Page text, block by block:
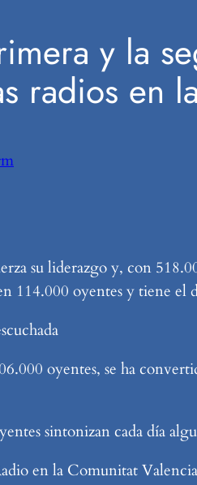
y la
radios en
su liderazgo y, con
114.000 oyentes y tiene el
oyentes, se ha
sintonizan cada día
en la Comunitat